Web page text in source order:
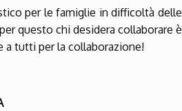
per le famiglie in difficoltà delle
questo chi desidera collaborare è
a tutti per la collaborazione!